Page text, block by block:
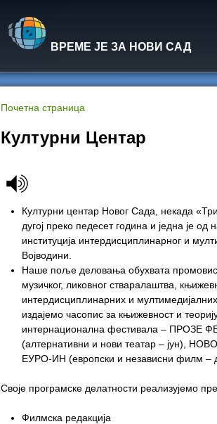
ВРЕМЕ ЈЕ ЗА НОВИ САД
Y
u
e
Почетна страница
Културни Центар
Културни центар Новог Сада, некада
дугој преко педесет година и једна је од
институција интердисциплинарног и
Војводини.
Наше поље деловања обухвата
музичког, ликовног стваралаштва,
интердисциплинарних и
издајемо часопис за књижевност и
интернационална фестивала – ПРОЗЕ
(алтернативни и нови театар – јун),
ЕУРО-ИН (европски и независни филм –
Своје програмске делатности реализујемо
Филмска редакција